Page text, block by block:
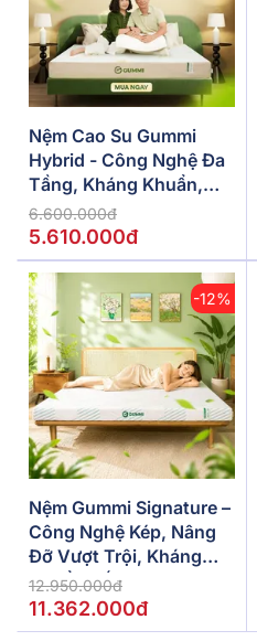
Nệm Cao Su Gummi
Hybrid - Công Nghệ Đa
Tầng, Kháng Khuẩn,
Siêu Thoáng Mát
6.600.000đ
5.610.000đ
-12%
Nệm Gummi Signature –
Công Nghệ Kép, Nâng
Đỡ Vượt Trội, Kháng
Khuẩn Tối Đa
12.950.000đ
11.362.000đ